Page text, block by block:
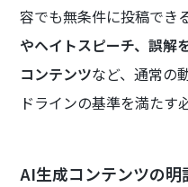
容でも無条件に投稿でき
やヘイトスピーチ、誤解
コンテンツなど、通常の
ドラインの基準を満たす
AI生成コンテンツの明